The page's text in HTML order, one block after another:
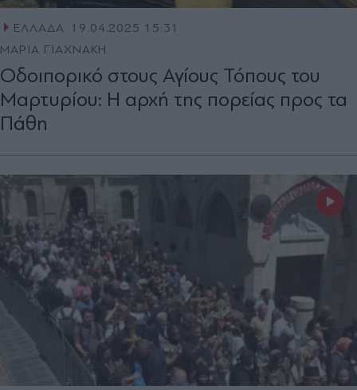
ΕΛΛΑΔΑ 19.04.2025 15:31
ΜΑΡΙΑ ΓΙΑΧΝΑΚΗ
Οδοιπορικό στους Αγίους Τόπους του
Μαρτυρίου: Η αρχή της πορείας προς τα
Πάθη